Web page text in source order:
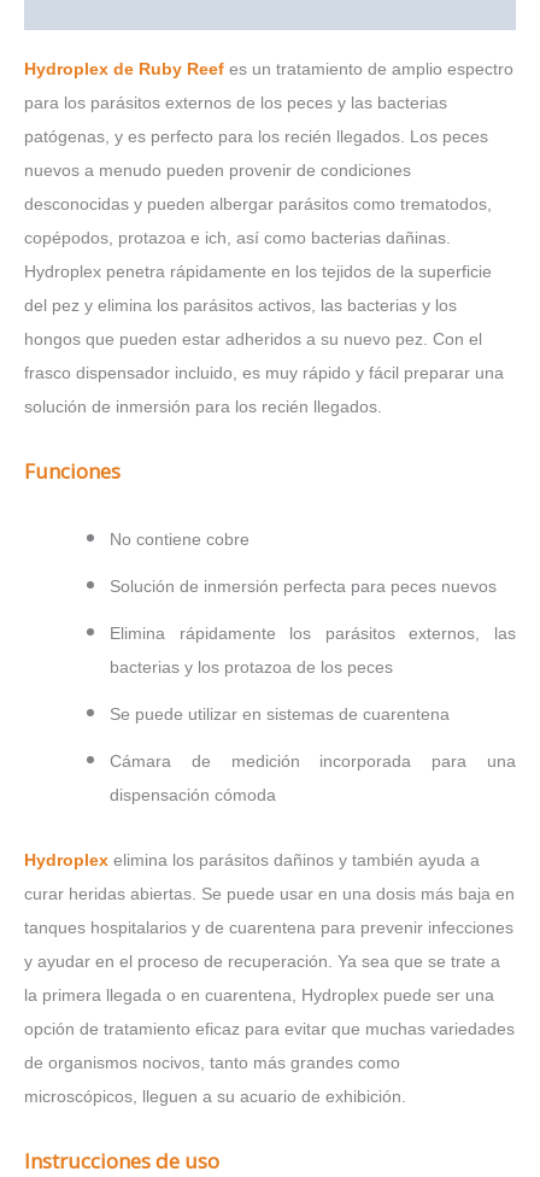
Hydroplex de Ruby Reef es un tratamiento de amplio espectro
para los parásitos externos de los peces y las bacterias
patógenas, y es perfecto para los recién llegados. Los peces
nuevos a menudo pueden provenir de condiciones
desconocidas y pueden albergar parásitos como trematodos,
copépodos, protazoa e ich, así como bacterias dañinas.
Hydroplex penetra rápidamente en los tejidos de la superficie
del pez y elimina los parásitos activos, las bacterias y los
hongos que pueden estar adheridos a su nuevo pez. Con el
frasco dispensador incluido, es muy rápido y fácil preparar una
solución de inmersión para los recién llegados.
Funciones
No contiene cobre
Solución de inmersión perfecta para peces nuevos
Elimina rápidamente los parásitos externos, las
bacterias y los protazoa de los peces
Se puede utilizar en sistemas de cuarentena
Cámara de medición incorporada para una
dispensación cómoda
Hydroplex elimina los parásitos dañinos y también ayuda a
curar heridas abiertas. Se puede usar en una dosis más baja en
tanques hospitalarios y de cuarentena para prevenir infecciones
y ayudar en el proceso de recuperación. Ya sea que se trate a
la primera llegada o en cuarentena, Hydroplex puede ser una
opción de tratamiento eficaz para evitar que muchas variedades
de organismos nocivos, tanto más grandes como
microscópicos, lleguen a su acuario de exhibición.
Instrucciones de uso